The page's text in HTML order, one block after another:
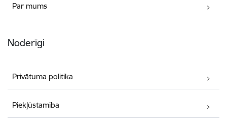
Par mums
Noderīgi
Privātuma politika
Piekļūstamība